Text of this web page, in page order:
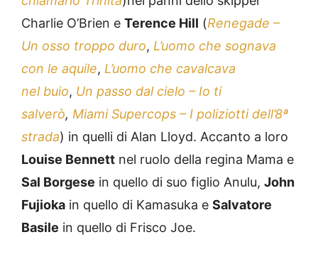
Charlie O’Brien e Terence Hill (Renegade –
Un osso troppo duro, L’uomo che sognava
con le aquile, L’uomo che cavalcava
nelbuio, Un passo dal cielo – Io ti
salverò, Miami Supercops – I poliziotti dell’8ª
strada) in quelli di Alan Lloyd. Accanto a loro
Louise Bennett nel ruolo della regina Mama e
Sal Borgese in quello di suo figlio Anulu, John
Fujioka in quello di Kamasuka e Salvatore
Basile in quello di Frisco Joe.